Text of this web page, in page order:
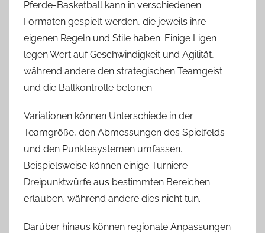
Pferde-Basketball kann in verschiedenen
Formaten gespielt werden, die jeweils ihre
eigenen Regeln und Stile haben. Einige Ligen
legen Wert auf Geschwindigkeit und Agilität,
während andere den strategischen Teamgeist
und die Ballkontrolle betonen.
Variationen können Unterschiede in der
Teamgröße, den Abmessungen des Spielfelds
und den Punktesystemen umfassen.
Beispielsweise können einige Turniere
Dreipunktwürfe aus bestimmten Bereichen
erlauben, während andere dies nicht tun.
Darüber hinaus können regionale Anpassungen